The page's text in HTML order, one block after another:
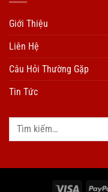
Giới Thiệu
Liên Hệ
Câu Hỏi Thường Gặp
Tin Tức